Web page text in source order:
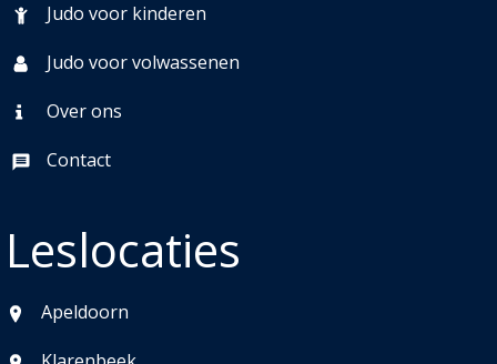
Judo voor kinderen
Judo voor volwassenen
Over ons
Contact
Leslocaties
Apeldoorn